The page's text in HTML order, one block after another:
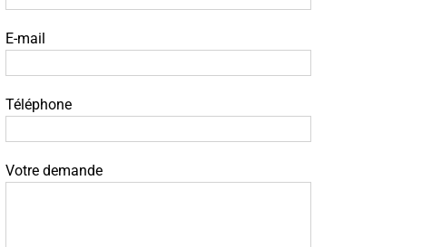
E-mail
Téléphone
Votre demande